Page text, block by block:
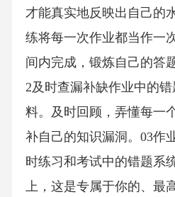
才能真实地反映出自己的
练将每一次作业都当作一
间内完成，锻炼自己的答
2及时查漏补缺作业中的
料。及时回顾，弄懂每一
补自己的知识漏洞。03作
时练习和考试中的错题系
上，这是专属于你的、最